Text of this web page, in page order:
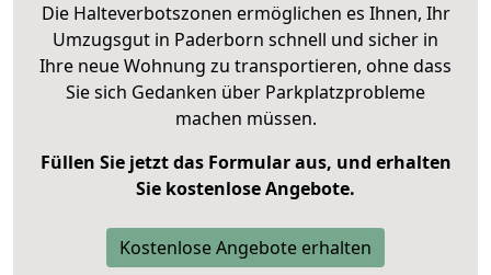
Die Halteverbotszonen ermöglichen es Ihnen, Ihr
Umzugsgut in Paderborn schnell und sicher in
Ihre neue Wohnung zu transportieren, ohne dass
Sie sich Gedanken über Parkplatzprobleme
machen müssen.
Füllen Sie jetzt das Formular aus, und erhalten
Sie kostenlose Angebote.
Kostenlose Angebote erhalten